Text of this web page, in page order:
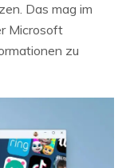
Das mag im
Microsoft
zu